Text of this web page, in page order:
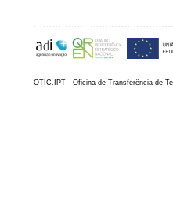
OTIC.IPT - Oficina de Transferência de